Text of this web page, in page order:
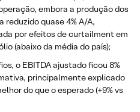
embora a produção dos
reduzido quase 4% A/A,
por efeitos de curtailment em
(abaixo da média do país);
o EBITDA ajustado ficou 8%
principalmente explicado
do que o esperado (+9% vs